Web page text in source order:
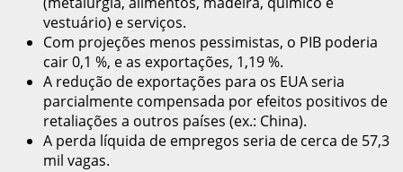
vestuário) e serviços.
Com projeções menos pessimistas, o PIB poderia
cair 0,1 %, e as exportações, 1,19 %.
A redução de exportações para os EUA seria
parcialmente compensada por efeitos positivos de
retaliações a outros países (ex.: China).
A perda líquida de empregos seria de cerca de 57,3
mil vagas.